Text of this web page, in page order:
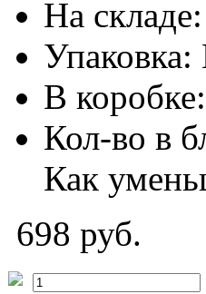
На складе:
Упаковка:
В коробке:
Кол-во в
Как
698 руб.